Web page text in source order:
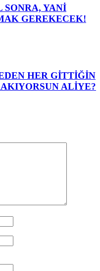
SONRA, YANİ
GEREKECEK!
HER GİTTİĞİN
ALİYE?